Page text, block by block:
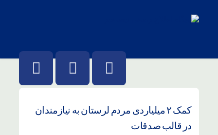
کمک ۲ میلیاردی مردم لرستان به نیازمندان
در قالب صدقات